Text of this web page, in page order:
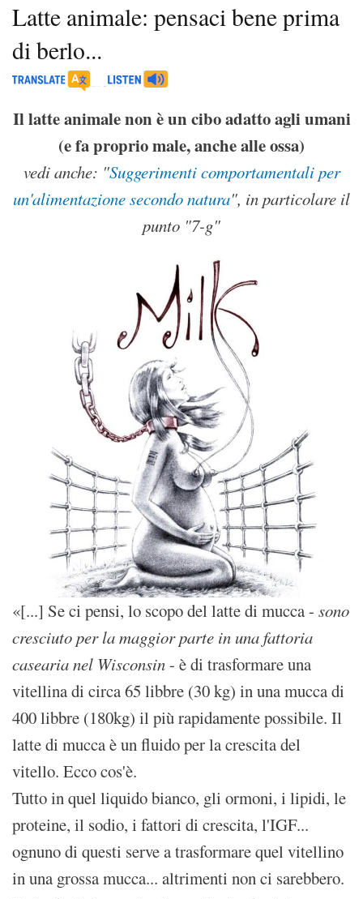
Latte animale: pensaci bene prima
di berlo...
Il latte animale non è un cibo adatto agli umani
(e fa proprio male, anche alle ossa)
vedi anche: "Suggerimenti comportamentali per
un'alimentazione secondo natura", in particolare il
punto "7-g"
«[...] Se ci pensi, lo scopo del latte di mucca - sono
cresciuto per la maggior parte in una fattoria
casearia nel Wisconsin- è di trasformare una
vitellina di circa 65 libbre (30 kg) in una mucca di
400 libbre (180kg) il più rapidamente possibile. Il
latte di mucca è un fluido per la crescita del
vitello. Ecco cos'è.
Tutto in quel liquido bianco, gli ormoni, i lipidi, le
proteine, il sodio, i fattori di crescita, l'IGF...
ognuno di questi serve a trasformare quel vitellino
in una grossa mucca... altrimenti non ci sarebbero.